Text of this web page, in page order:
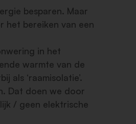
besparen. Maar
het bereiken van een
in het
warmte van de
als ‘raamisolatie’.
Dat doen we door
/ geen elektrische